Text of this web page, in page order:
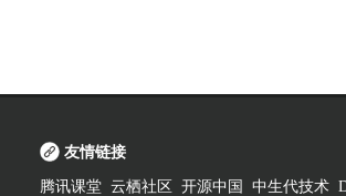
友情链接
腾讯课堂 云栖社区 开源中国 中生代技术